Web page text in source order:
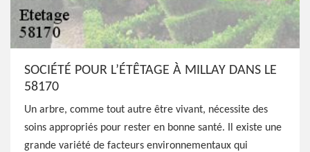
SOCIÉTÉ POUR L’ÉTÊTAGE À MILLAY DANS LE
58170
Un arbre, comme tout autre être vivant, nécessite des
soins appropriés pour rester en bonne santé. Il existe une
grande variété de facteurs environnementaux qui